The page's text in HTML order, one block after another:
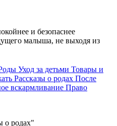
и безопаснее
малыша, не выходя из
Уход за детьми Товары и
Рассказы о родах После
вскармливание Право
о родах"